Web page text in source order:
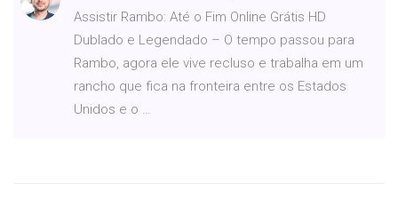
Assistir Rambo: Até o Fim Online Grátis HD
Dublado e Legendado – O tempo passou para
Rambo, agora ele vive recluso e trabalha em um
rancho que fica na fronteira entre os Estados
Unidos e o …